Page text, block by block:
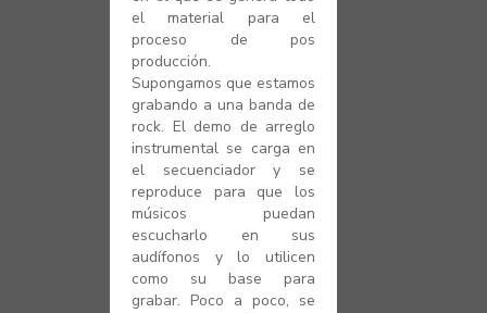
el material para el
proceso de pos
producción.
Supongamos que estamos
grabando a una banda de
rock. El demo de arreglo
instrumental se carga en
el secuenciador y se
reproduce para que los
músicos puedan
escucharlo en sus
audífonos y lo utilicen
como su base para
grabar. Poco a poco, se